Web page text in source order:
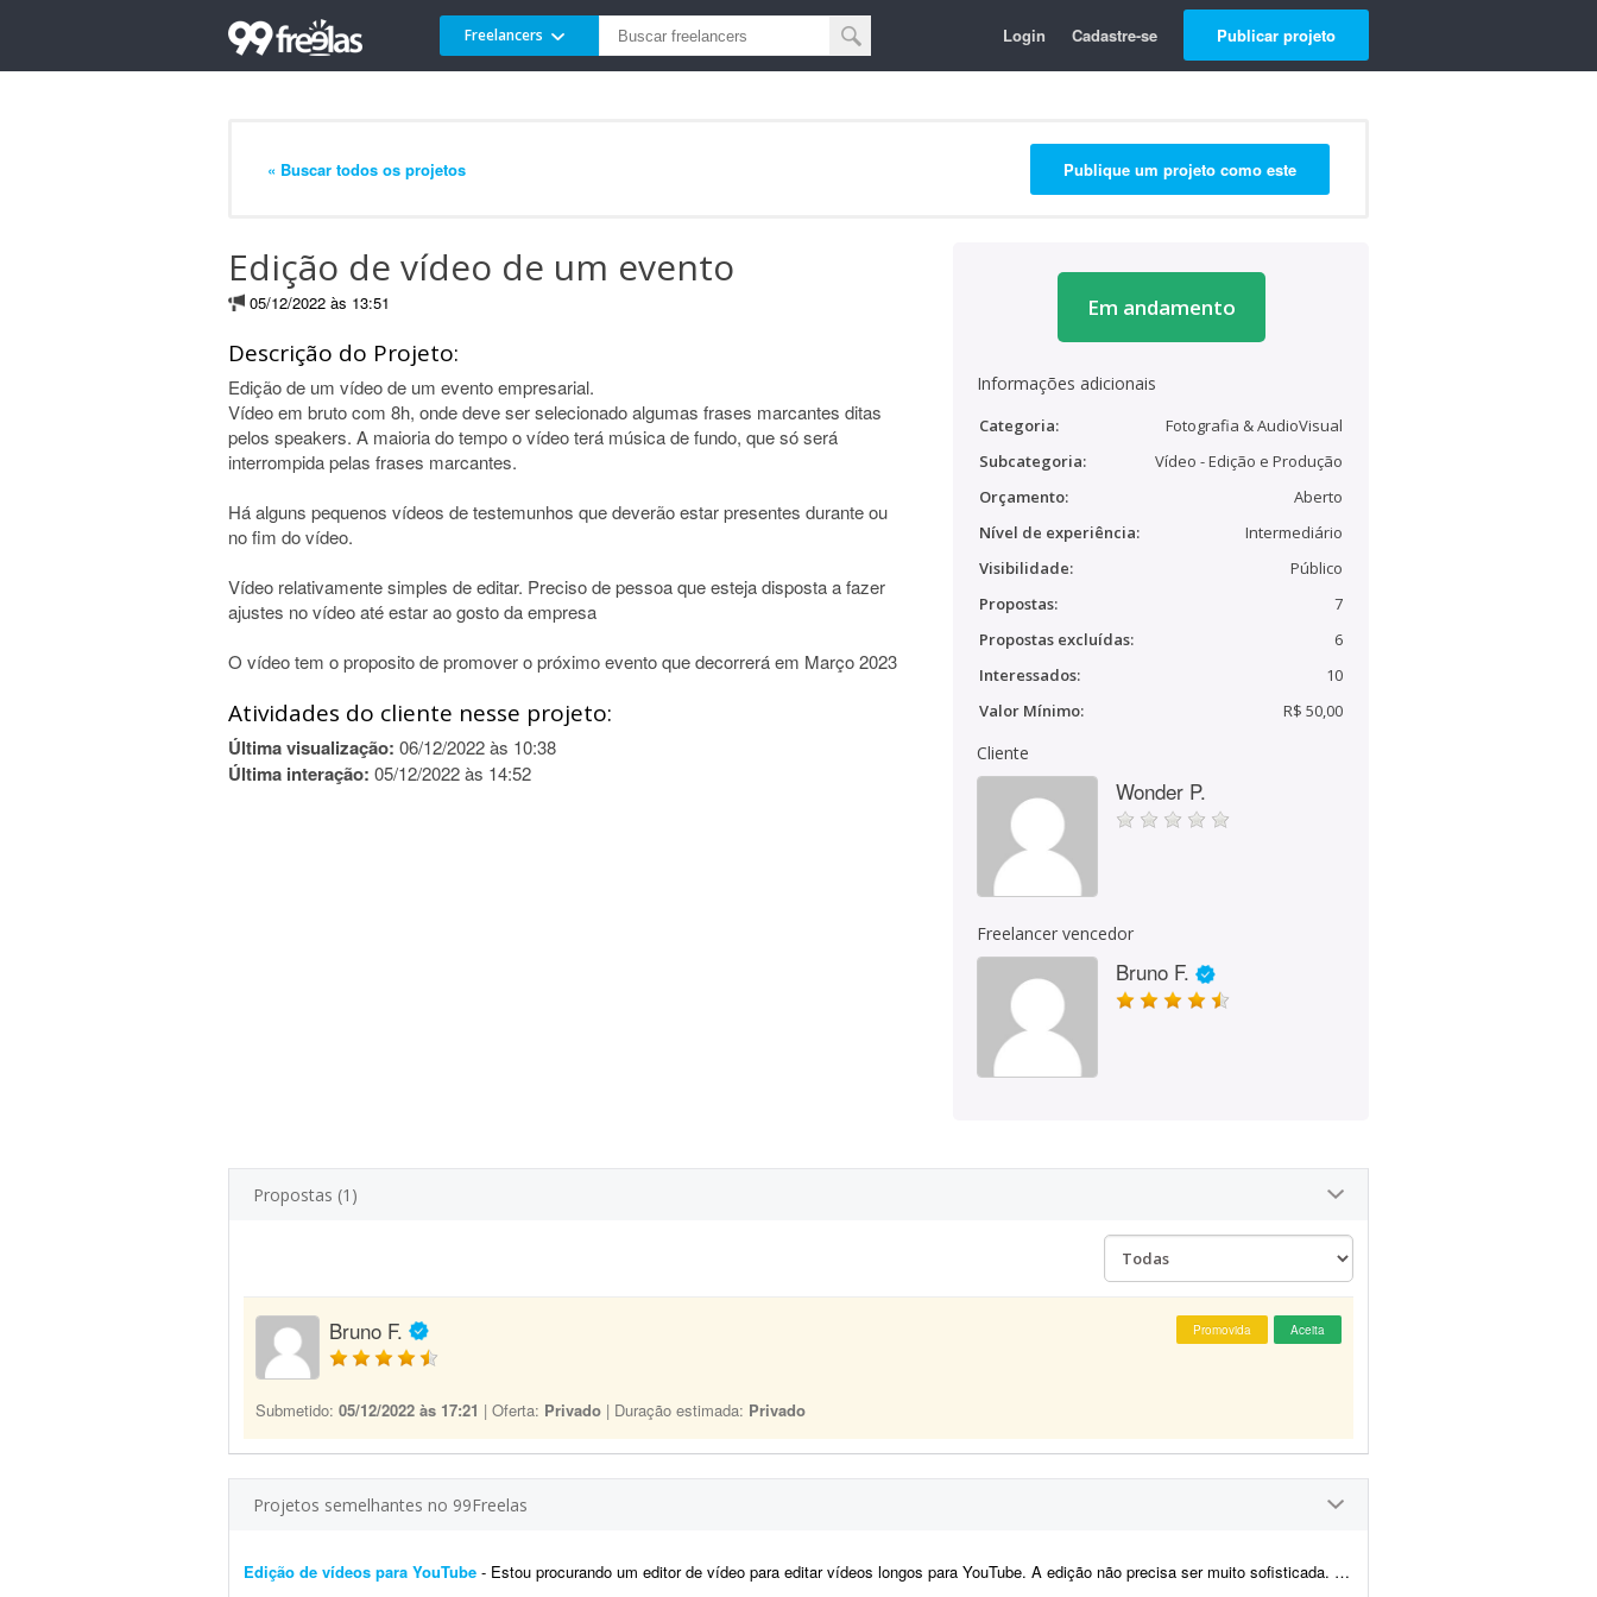
Freelancers Login Cadastre-se Publicar projeto
« Buscar todos os projetos Publique um projeto como este
Edição de vídeo de um evento
05/12/2022 às 13:51
Descrição do Projeto:
Edição de um vídeo de um evento empresarial.
Vídeo em bruto com 8h, onde deve ser selecionado algumas frases marcantes ditas
pelos speakers. A maioria do tempo o vídeo terá música de fundo, que só será
interrompida pelas frases marcantes.
Há alguns pequenos vídeos de testemunhos que deverão estar presentes durante ou
no fim do vídeo.
Vídeo relativamente simples de editar. Preciso de pessoa que esteja disposta a fazer
ajustes no vídeo até estar ao gosto da empresa
O vídeo tem o proposito de promover o próximo evento que decorrerá em Março 2023
Atividades do cliente nesse projeto:
Última visualização: 06/12/2022 às 10:38
Última interação: 05/12/2022 às 14:52
Em andamento
Informações adicionais
Categoria:
Fotografia & AudioVisual
Subcategoria:
Vídeo - Edição e Produção
Orçamento:
Aberto
Nível de experiência:
Intermediário
Visibilidade:
Público
Propostas:
7
Propostas excluídas:
6
Interessados:
10
Valor Mínimo:
R$ 50,00
Cliente
Wonder P.
Freelancer vencedor
Bruno F.
Propostas (1)
Bruno F. Promovida Aceita
Submetido: 05/12/2022 às 17:21 | Oferta: Privado | Duração estimada: Privado
Projetos semelhantes no 99Freelas
Edição de vídeos para YouTube - Estou procurando um editor de vídeo para editar vídeos longos para YouTube. A edição não precisa ser muito sofisticada. Procuro algo simples, dinâmico e ag...